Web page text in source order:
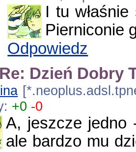
I tu
Pierniconie
Odpowiedz
Re: Dzień Dobry
+0 -0
A, jeszcze jedno
ale bardzo mu